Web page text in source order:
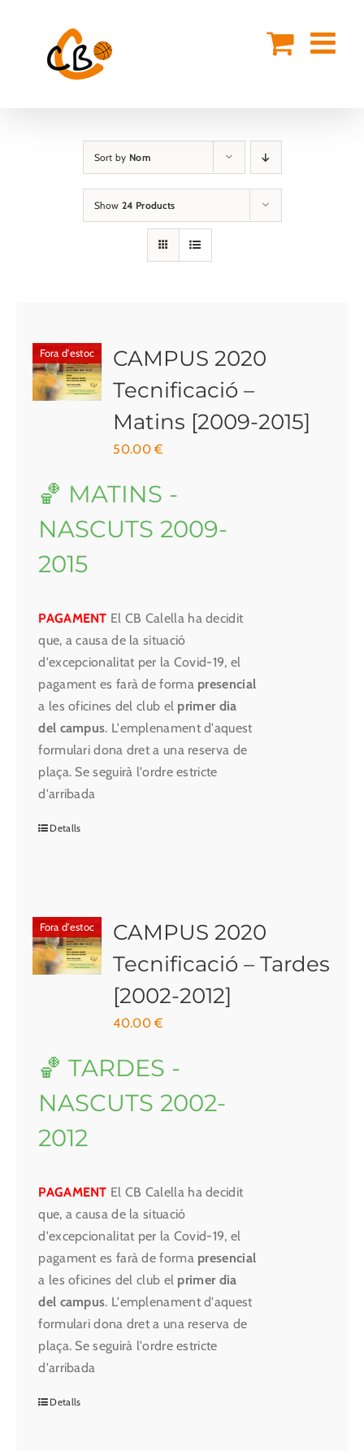
Sort by Nom
Show 24 Products
Fora d'estoc
CAMPUS 2020
Tecnificació –
Matins [2009-2015]
50.00€
🏀 MATINS -
NASCUTS 2009-
2015
PAGAMENT El CB Calella ha decidit
que, a causa de la situació
d'excepcionalitat per la Covid-19, el
pagament es farà de forma presencial
a les oficines del club el primer dia
del campus. L'emplenament d'aquest
formulari dona dret a una reserva de
plaça. Se seguirà l'ordre estricte
d'arribada
Detalls
Fora d'estoc
CAMPUS 2020
Tecnificació – Tardes
[2002-2012]
40.00€
🏀 TARDES -
NASCUTS 2002-
2012
PAGAMENT El CB Calella ha decidit
que, a causa de la situació
d'excepcionalitat per la Covid-19, el
pagament es farà de forma presencial
a les oficines del club el primer dia
del campus. L'emplenament d'aquest
formulari dona dret a una reserva de
plaça. Se seguirà l'ordre estricte
d'arribada
Detalls